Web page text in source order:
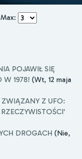
POJAWIŁ SIĘ
W 1978! (Wt, 12 maja
Z UFO:
DROGACH (Nie,